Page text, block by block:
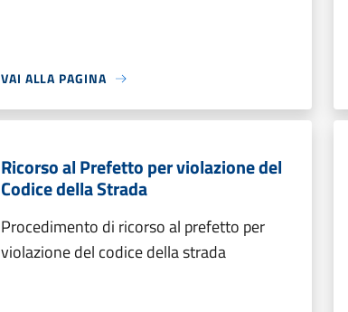
VAI ALLA PAGINA
Ricorso al Prefetto per violazione del
Codice della Strada
Procedimento di ricorso al prefetto per
violazione del codice della strada